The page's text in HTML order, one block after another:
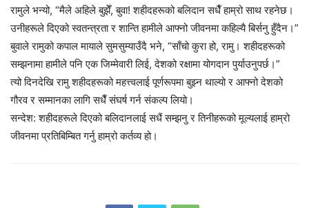
रामुले भन्यो, “मैले अहिले बुझेँ, बुवा! शहीदहरूको बलिदान सधैँ हाम्रो साथ रहनेछ।
उनीहरूले दिएको स्वतन्त्रता र शान्ति हामीले आफ्नो जीवनमा कहिल्यै बिर्सनु हुँदैन।”
बुवाले रामुको कपाल मायाले सुमसुम्याउँदै भने, “साँचो कुरा हो, रामु। शहीदहरूको
सम्झनामा हामीले पनि एक जिम्मेवारी लिई, देशको रक्षामा योगदान पुर्याउनुपर्छ।”
त्यो दिनदेखि रामु शहीदहरूको महत्त्वलाई पूर्णरूपमा बुझ्न थाल्यो र आफ्नो देशको
गौरव र सम्मानका लागि सधैँ संघर्ष गर्न संकल्प लियो।
सन्देश: शहीदहरूले दिएको बलिदानलाई सधैं सम्झनु र तिनीहरूको मूल्यलाई हाम्रो
जीवनमा प्रतिबिम्बित गर्नु हाम्रो कर्तव्य हो।